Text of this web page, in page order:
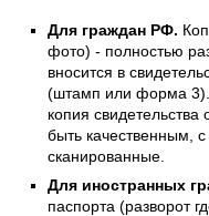
Для граждан РФ.
фото) - полностью
вносится в
(штамп или форма
копия
быть качественным,
сканированные.
Для иностранных
паспорта (разворот